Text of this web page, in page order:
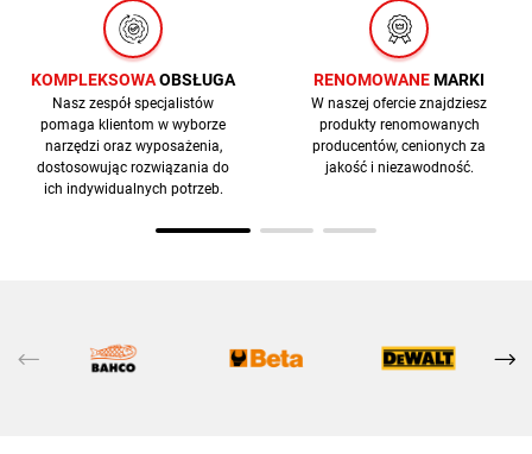
KOMPLEKSOWAOBSŁUGA
Nasz zespół specjalistów
pomaga klientom w wyborze
narzędzi oraz wyposażenia,
dostosowując rozwiązania do
ich indywidualnych potrzeb.
RENOMOWANEMARKI
W naszej ofercie znajdziesz
produkty renomowanych
producentów, cenionych za
jakość i niezawodność.